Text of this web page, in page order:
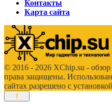
Контакты
Карта сайта
© 2016 - 2026 XChip.su -
права защищены.
сайтах разрешено с